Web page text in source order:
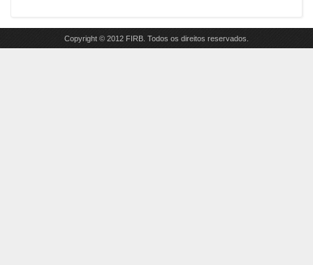
Copyright © 2012 FIRB. Todos os direitos reservados.